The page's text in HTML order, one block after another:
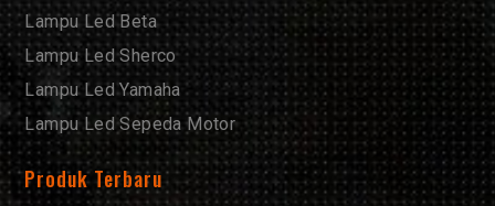
Lampu Led Beta
Lampu Led Sherco
Lampu Led Yamaha
Lampu Led Sepeda Motor
Produk Terbaru